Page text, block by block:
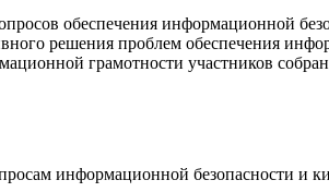
обеспечения информационной
решения проблем обеспечения
грамотности участников
информационной безопасности и